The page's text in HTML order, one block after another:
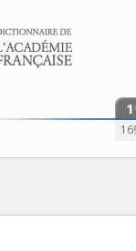
contenu
1